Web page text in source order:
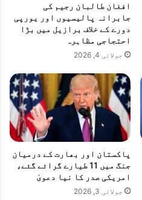
افغان طالبان رجیم کی
جابرانہ پالیسیوں اور یورپی
دورے کے خلاف برازیل میں بڑا
احتجاجی مظاہرہ
جولائی 4, 2026
پاکستان اور بھارت کے درمیان
جنگ میں 11 طیارے گرائے گئے،
امریکی صدر کا نیا دعویٰ
جولائی 3, 2026